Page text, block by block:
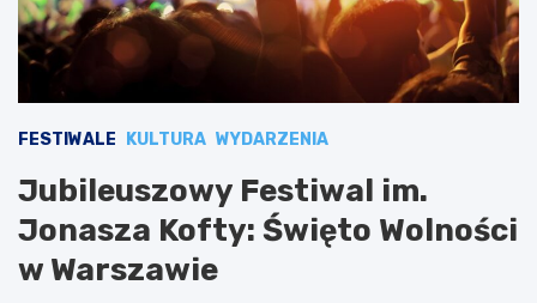
FESTIWALE KULTURA WYDARZENIA
Jubileuszowy Festiwal im.
Jonasza Kofty: Święto Wolności
w Warszawie